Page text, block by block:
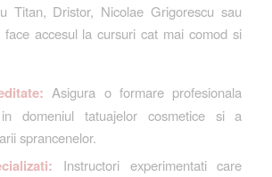
Titan, Dristor, Nicolae Grigorescu sau
accesul la cursuri cat mai comod si
Asigura o formare profesionala
in domeniul tatuajelor cosmetice si a
sprancenelor.
Instructori experimentati care